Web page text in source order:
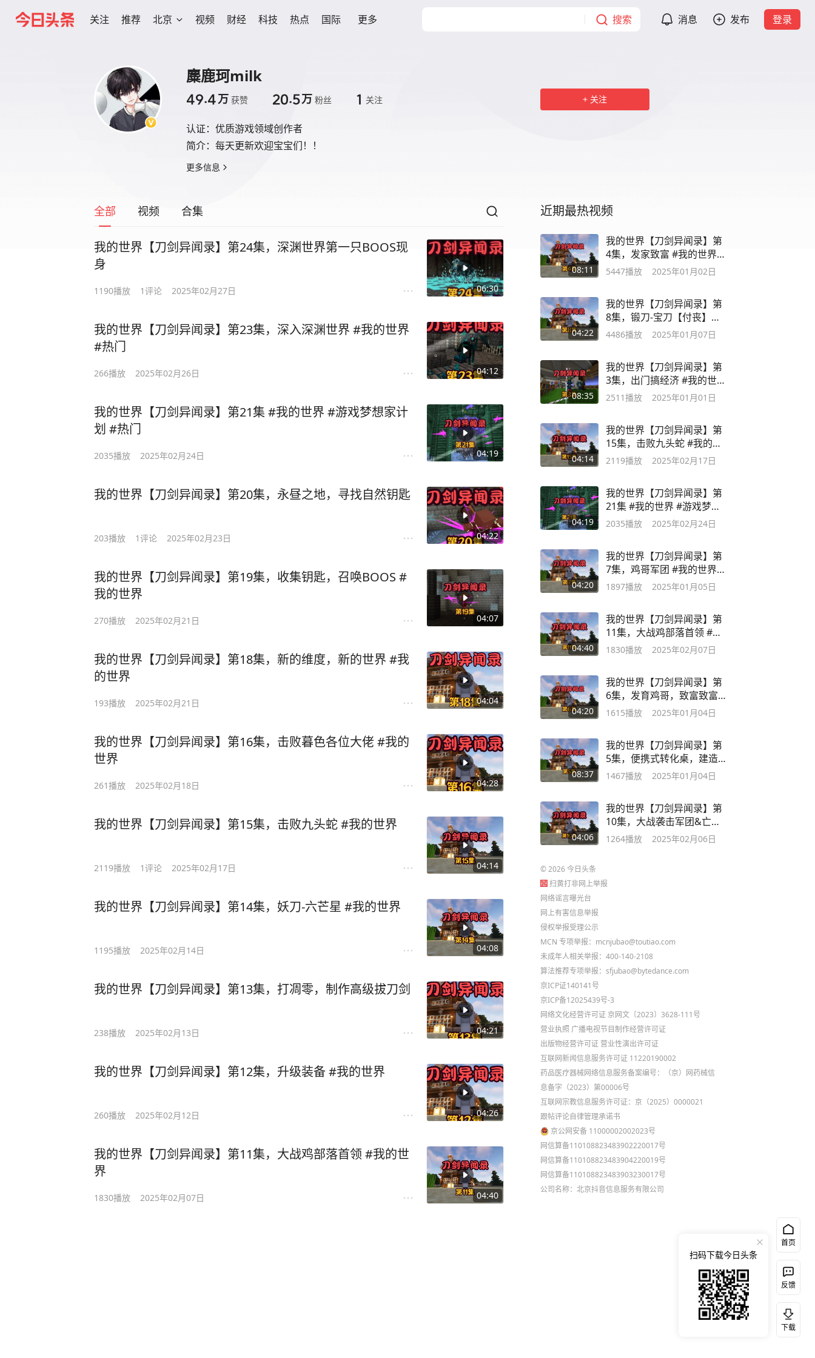
关注 推荐 北京 视频 财经 科技 热点 国际 更多 搜索 消息 发布 登录
麋鹿珂milk
49.4万 获赞 20.5万 粉丝 1 关注
认证： 优质游戏领域创作者
简介： 每天更新欢迎宝宝们！！
更多信息
关注
全部 视频 合集
06:30
我的世界【刀剑异闻录】第24集，深渊世界第一只BOOS现
身
1190播放 1评论 2025年02月27日
04:12
我的世界【刀剑异闻录】第23集，深入深渊世界 #我的世界
#热门
266播放 2025年02月26日
04:19
我的世界【刀剑异闻录】第21集 #我的世界 #游戏梦想家计
划 #热门
2035播放 2025年02月24日
04:22
我的世界【刀剑异闻录】第20集，永昼之地，寻找自然钥匙
203播放 1评论 2025年02月23日
04:07
我的世界【刀剑异闻录】第19集，收集钥匙，召唤BOOS #
我的世界
270播放 2025年02月21日
04:04
我的世界【刀剑异闻录】第18集，新的维度，新的世界 #我
的世界
193播放 2025年02月21日
04:28
我的世界【刀剑异闻录】第16集，击败暮色各位大佬 #我的
世界
261播放 2025年02月18日
04:14
我的世界【刀剑异闻录】第15集，击败九头蛇 #我的世界
2119播放 1评论 2025年02月17日
04:08
我的世界【刀剑异闻录】第14集，妖刀-六芒星 #我的世界
1195播放 2025年02月14日
04:21
我的世界【刀剑异闻录】第13集，打凋零，制作高级拔刀剑
238播放 2025年02月13日
04:26
我的世界【刀剑异闻录】第12集，升级装备 #我的世界
260播放 2025年02月12日
04:40
我的世界【刀剑异闻录】第11集，大战鸡部落首领 #我的世
界
1830播放 2025年02月07日
近期最热视频
08:11
我的世界【刀剑异闻录】第
4集，发家致富 #我的世界 #
生存
5447播放 2025年01月02日
04:22
我的世界【刀剑异闻录】第
8集，锻刀-宝刀【付丧】结
月 #我的世界
4486播放 2025年01月07日
08:35
我的世界【刀剑异闻录】第
3集，出门搞经济 #我的世
界 #生存
2511播放 2025年01月01日
04:14
我的世界【刀剑异闻录】第
15集，击败九头蛇 #我的世
界
2119播放 2025年02月17日
04:19
我的世界【刀剑异闻录】第
21集 #我的世界 #游戏梦想
家计划 #热门
2035播放 2025年02月24日
04:20
我的世界【刀剑异闻录】第
7集，鸡哥军团 #我的世界 #
生存
1897播放 2025年01月05日
04:40
我的世界【刀剑异闻录】第
11集，大战鸡部落首领 #我
的世界
1830播放 2025年02月07日
04:20
我的世界【刀剑异闻录】第
6集，发育鸡哥，致富致富
#我的世界
1615播放 2025年01月04日
08:37
我的世界【刀剑异闻录】第
5集，便携式转化桌，建造
三层小洋楼
1467播放 2025年01月04日
04:06
我的世界【刀剑异闻录】第
10集，大战袭击军团&亡灵
军团
1264播放 2025年02月06日
©2026今日头条
扫黄打非网上举报
网络谣言曝光台
网上有害信息举报
侵权举报受理公示
MCN 专项举报：mcnjubao@toutiao.com
未成年人相关举报：400-140-2108
算法推荐专项举报：sfjubao@bytedance.com
京ICP证140141号
京ICP备12025439号-3
网络文化经营许可证 京网文〔2023〕3628-111号
营业执照 广播电视节目制作经营许可证
出版物经营许可证 营业性演出许可证
互联网新闻信息服务许可证 11220190002
药品医疗器械网络信息服务备案编号：（京）网药械信
息备字（2023）第00006号
互联网宗教信息服务许可证：京（2025）0000021
跟帖评论自律管理承诺书
京公网安备 11000002002023号
网信算备110108823483902220017号
网信算备110108823483904220019号
网信算备110108823483903230017号
公司名称：北京抖音信息服务有限公司
首页
反馈
下载
扫码下载今日头条